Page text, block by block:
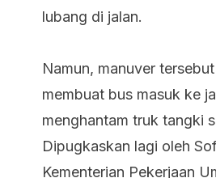
lubang di jalan.
Namun, manuver
membuat bus masuk ke
menghantam truk tangki
Dipugkaskan lagi oleh
Kementerian Pekerjaan